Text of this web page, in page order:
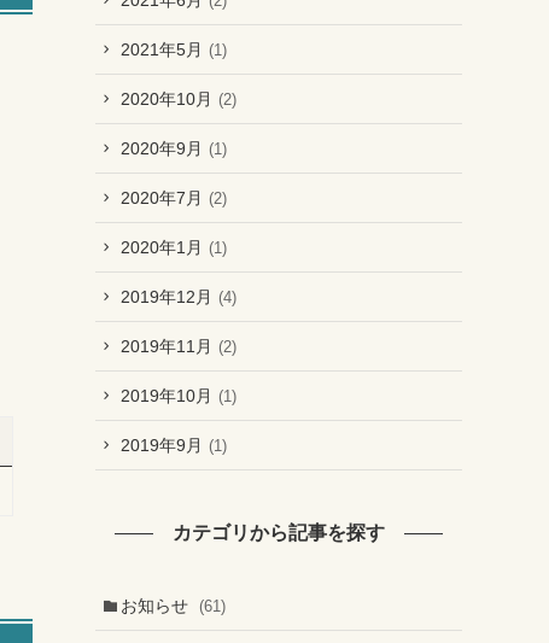
2021年5月 (1)
2020年10月 (2)
2020年9月 (1)
2020年7月 (2)
2020年1月 (1)
2019年12月 (4)
2019年11月 (2)
2019年10月 (1)
2019年9月 (1)
カテゴリから記事を探す
お知らせ (61)